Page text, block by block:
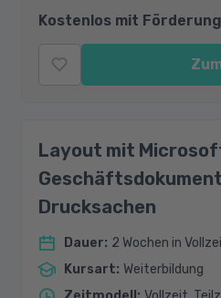
Kostenlos mit Förderung
Layout mit
Drucksachen
Dauer: 2 Wochen in
Kursart: Weiterbildung